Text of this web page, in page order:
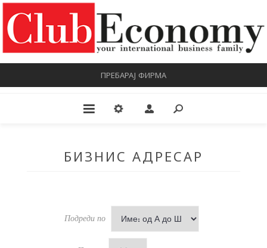
ПРЕБАРАЈ ФИРМА
БИЗНИС АДРЕСАР
Подреди по